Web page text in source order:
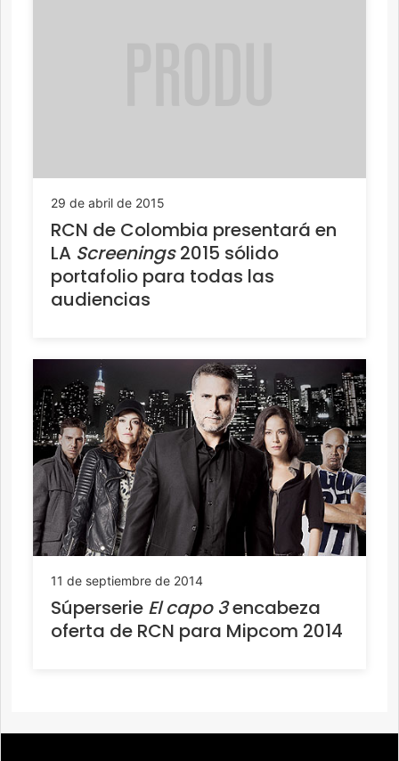
29 de abril de 2015
RCN de Colombia presentará en
LA Screenings2015 sólido
portafolio para todas las
audiencias
11 de septiembre de 2014
Súperserie El capo 3encabeza
oferta de RCN para Mipcom 2014